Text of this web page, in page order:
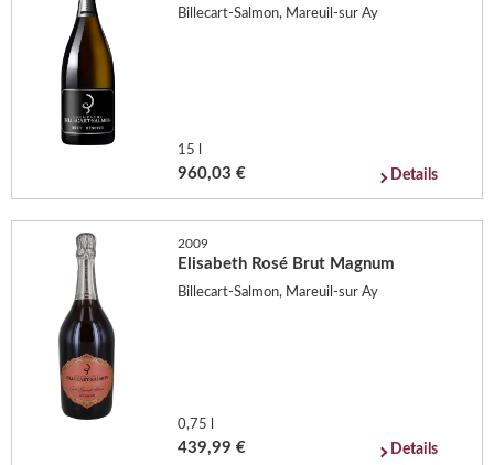
Billecart-Salmon, Mareuil-sur Ay
15 l
960,03 € Details
2009
Elisabeth Rosé Brut Magnum
Billecart-Salmon, Mareuil-sur Ay
0,75 l
439,99 € Details